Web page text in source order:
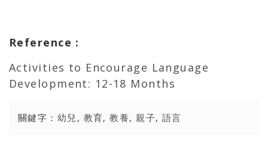
Reference :
Activities to Encourage Language
Development: 12-18 Months
關鍵字： 幼兒 , 教育,教養,親子, 語言